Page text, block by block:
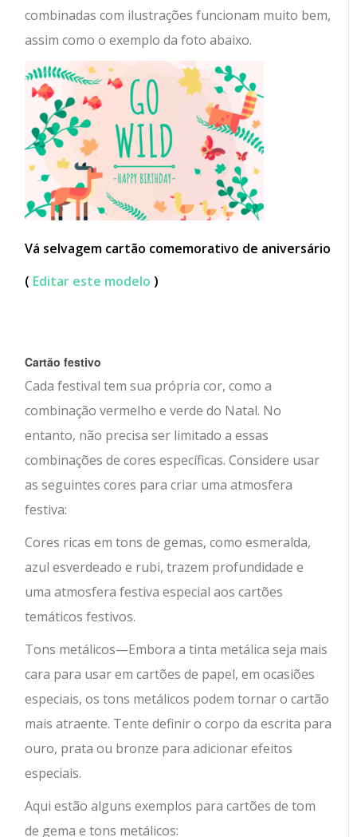
combinadas com ilustrações funcionam muito bem,
assim como o exemplo da foto abaixo.
Vá selvagem cartão comemorativo de aniversário
( Editar este modelo )
Cartão festivo
Cada festival tem sua própria cor, como a
combinação vermelho e verde do Natal. No
entanto, não precisa ser limitado a essas
combinações de cores específicas. Considere usar
as seguintes cores para criar uma atmosfera
festiva:
Cores ricas em tons de gemas, como esmeralda,
azul esverdeado e rubi, trazem profundidade e
uma atmosfera festiva especial aos cartões
temáticos festivos.
Tons metálicos—Embora a tinta metálica seja mais
cara para usar em cartões de papel, em ocasiões
especiais, os tons metálicos podem tornar o cartão
mais atraente. Tente definir o corpo da escrita para
ouro, prata ou bronze para adicionar efeitos
especiais.
Aqui estão alguns exemplos para cartões de tom
de gema e tons metálicos: